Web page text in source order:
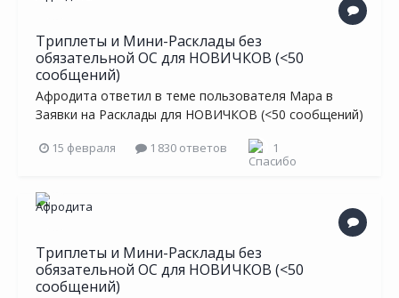
Триплеты и Мини-Расклады без
обязательной ОС для НОВИЧКОВ (<50
сообщений)
Афродита ответил в теме пользователя Мара в
Заявки на Расклады для НОВИЧКОВ (<50 сообщений)
15 февраля 1 830 ответов 1
Триплеты и Мини-Расклады без
обязательной ОС для НОВИЧКОВ (<50
сообщений)